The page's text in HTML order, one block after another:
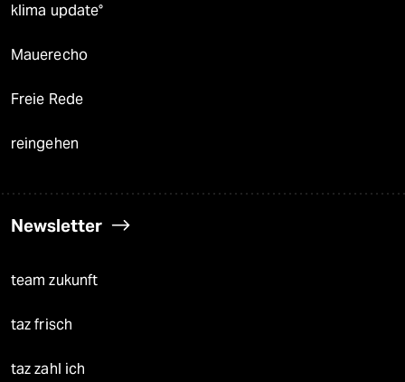
klima update°
Mauerecho
Freie Rede
reingehen
Newsletter
team zukunft
taz frisch
taz zahl ich